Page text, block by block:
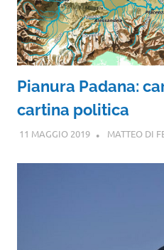
Pianura Padana:
cartina politica
11 MAGGIO 2019 MATTEO DI